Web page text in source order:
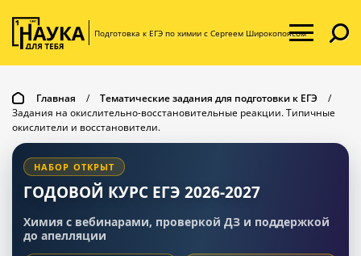
Подготовка к ЕГЭ по химии с Сергеем Широкопоясом
Главная / Тематические задания для подготовки к ЕГЭ
/
Задания на окислительно-восстановительные реакции. Типичные
окислители и восстановители.
НАБОР ОТКРЫТ
ГОДОВОЙ КУРС ЕГЭ 2026-2027
Химия с вебинарами, проверкой ДЗ и поддержкой
до апелляции